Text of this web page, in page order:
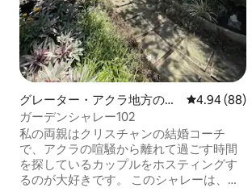
グレーター・アクラ地方のバ
ンガロー
レビュー
4.94 (88)
ガーデンシャレー102
私の両親はクリスチャンの結婚コーチ
で、アクラの喧騒から離れて過ごす時間
を探しているカップルをホスティングす
るのが大好きです。 このシャレーは、人